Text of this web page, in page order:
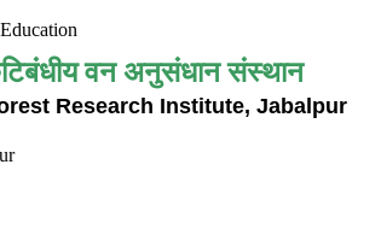
वन अनुसंधान संस्थान
Research Institute, Jabalpur